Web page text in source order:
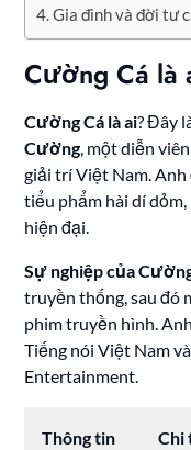
Gia đình và đời tư
Cường Cá là
Cường Cá là ai? Đây
Cường, một diễn
giải trí Việt Nam. Anh
tiểu phẩm hài dí
hiện đại.
Sự nghiệp của
truyền thống, sau đó
phim truyền hình.
Tiếng nói Việt Nam
Entertainment.
Thông tin Chi